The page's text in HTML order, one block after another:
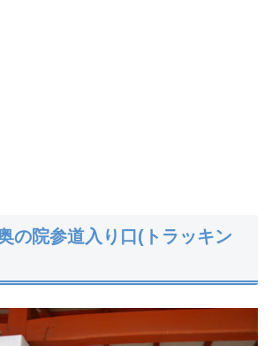
の院参道入り口(トラッキン